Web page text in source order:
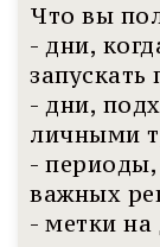
Что вы
- дни,
запускать
- дни,
личными
-
важных
- метки на